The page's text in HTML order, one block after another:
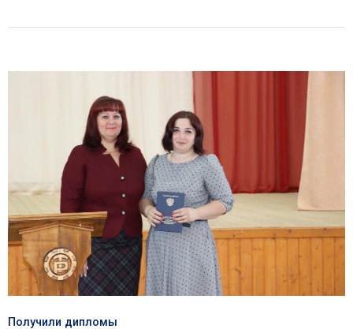
Получили дипломы